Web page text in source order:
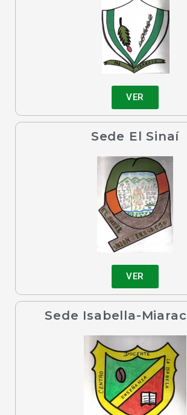
VER
Sede El Sinaí
VER
Sede Isabella-